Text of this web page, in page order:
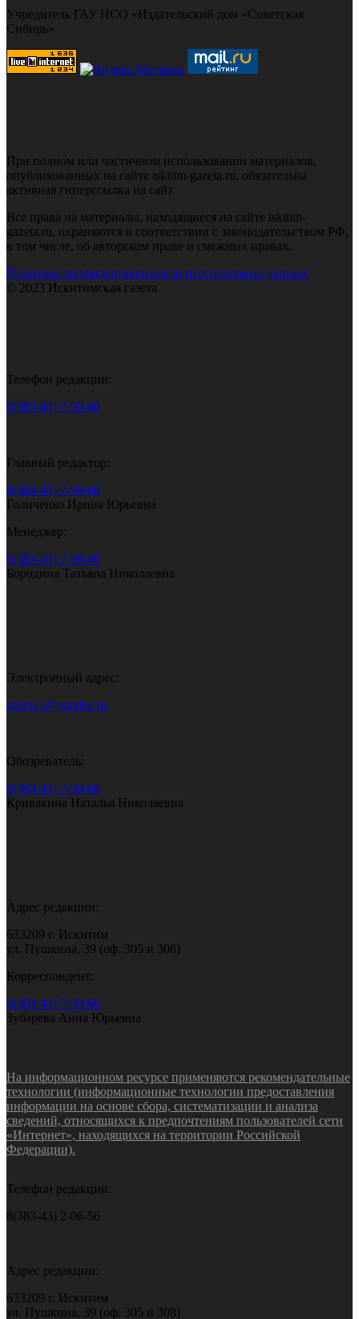
Учредитель ГАУ НСО «Издательский дом «Советская
Сибирь»
При полном или частичном использовании материалов,
опубликованных на сайте iskitim-gazeta.ru, обязательна
активная гиперссылка на сайт
Все права на материалы, находящиеся на сайте iskitim-
gazeta.ru, охраняются в соответствии с законодательством РФ,
в том числе, об авторском праве и смежных правах.
Политика конфиденциальности персональных данных
© 2023 Искитимская газета
Телефон редакции:
8(383-43) 7-90-60
Главный редактор:
8(383-43) 7-90-60
Голиченко Ирина Юрьевна
Менеджер:
8(383-43) 7-90-60
Бородина Татьяна Николаевна
Электронный адрес:
gazeta.i@yandex.ru
Обозреватель:
8(383-43) 7-90-60
Кривякина Наталья Николаевна
Адрес редакции:
633209 г. Искитим
ул. Пушкина, 39 (оф. 305 и 308)
Корреспондент:
8(383-43) 7-90-60
Зубарева Анна Юрьевна
На информационном ресурсе применяются рекомендательные
технологии (информационные технологии предоставления
информации на основе сбора, систематизации и анализа
сведений, относящихся к предпочтениям пользователей сети
«Интернет», находящихся на территории Российской
Федерации).
Телефон редакции:
8(383-43) 2-06-56
Адрес редакции:
633209 г. Искитим
ул. Пушкина, 39 (оф. 305 и 308)